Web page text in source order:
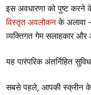
इस अवधारणा को पुष्ट
विस्तृत अवलोकन के अलावा
व्यक्तिगत गेम सलाहकार
यह पारंपरिक अंतर्निहित
सबसे पहले, आपकी स्क्रीन